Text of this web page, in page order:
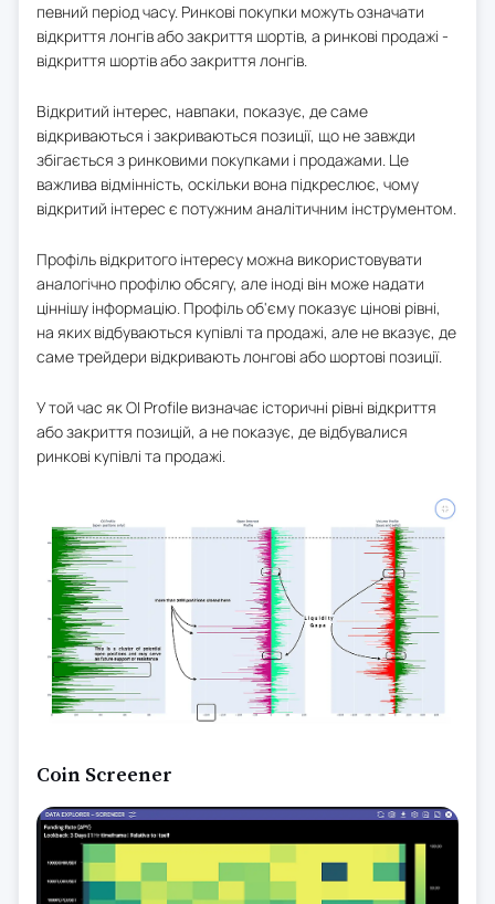
певний період часу. Ринкові покупки можуть означати
відкриття лонгів або закриття шортів, а ринкові продажі -
відкриття шортів або закриття лонгів.
Відкритий інтерес, навпаки, показує, де саме
відкриваються і закриваються позиції, що не завжди
збігається з ринковими покупками і продажами. Це
важлива відмінність, оскільки вона підкреслює, чому
відкритий інтерес є потужним аналітичним інструментом.
Профіль відкритого інтересу можна використовувати
аналогічно профілю обсягу, але іноді він може надати
ціннішу інформацію. Профіль об'єму показує цінові рівні,
на яких відбуваються купівлі та продажі, але не вказує, де
саме трейдери відкривають лонгові або шортові позиції.
У той час як OI Profile визначає історичні рівні відкриття
або закриття позицій, а не показує, де відбувалися
ринкові купівлі та продажі.
Coin Screener